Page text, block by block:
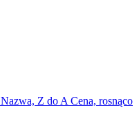
Nazwa, Z do ACena, rosnąco